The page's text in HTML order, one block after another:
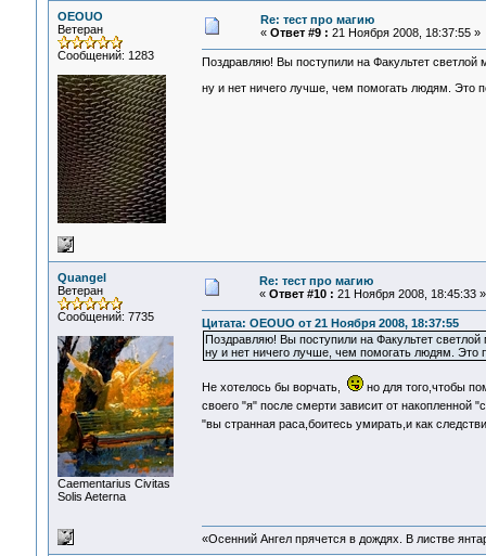
OEOUO
Ветеран
Сообщений: 1283
Re: тест про магию
« Ответ #9 : 21 Ноября 2008, 18:37:55 »
Поздравляю! Вы поступили на Факультет светлой
ну и нет ничего лучше, чем помогать людям. Это
Quangel
Ветеран
Сообщений: 7735
Сaementarius Civitas
Solis Aeterna
Re: тест про магию
« Ответ #10 : 21 Ноября 2008, 18:45:33 »
Цитата: OEOUO от 21 Ноября 2008, 18:37:55
Поздравляю! Вы поступили на Факультет
ну и нет ничего лучше, чем помогать людям. Это
Не хотелось бы ворчать,
но для того,чтобы
своего "я" после смерти зависит от накопленной
"вы странная раса,боитесь умирать,и как
«Осенний Ангел прячется в дождях. В листве